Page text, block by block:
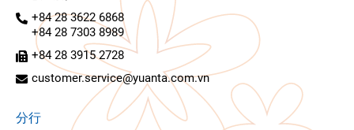
+84 28 3622 6868
+84 28 7303 8989
+84 28 3915 2728
customer.service@yuanta.com.vn
分行